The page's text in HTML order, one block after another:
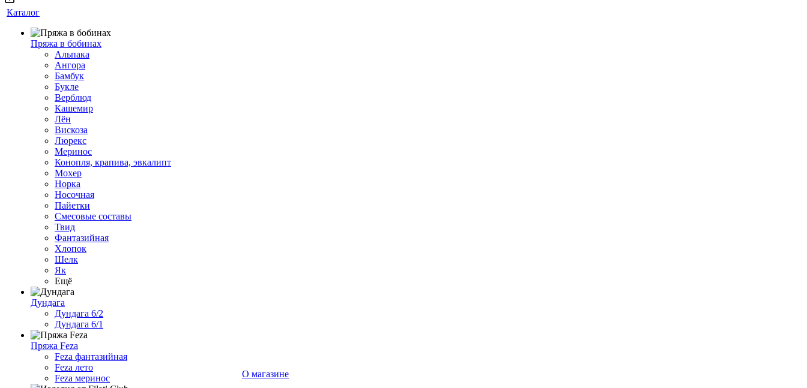
Каталог
Пряжа в бобинах
Альпака
Ангора
Бамбук
Букле
Верблюд
Кашемир
Лён
Вискоза
Люрекс
Меринос
Конопля, крапива, эвкалипт
Мохер
Норка
Носочная
Пайетки
Смесовые составы
Твид
Фантазийная
Хлопок
Шелк
Як
Ещё
Дундага
Дундага 6/2
Дундага 6/1
Пряжа Feza
Feza фантазийная
Feza лето
Feza меринос
О магазине